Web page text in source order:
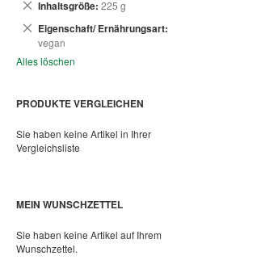
Inhaltsgröße 225 g
Dies
Eigenschaft/ Ernährungsart
vegan
Dies
entfernen
Alles löschen
PRODUKTE VERGLEICHEN
Sie haben keine Artikel in Ihrer
Vergleichsliste
MEIN WUNSCHZETTEL
Sie haben keine Artikel auf Ihrem
Wunschzettel.